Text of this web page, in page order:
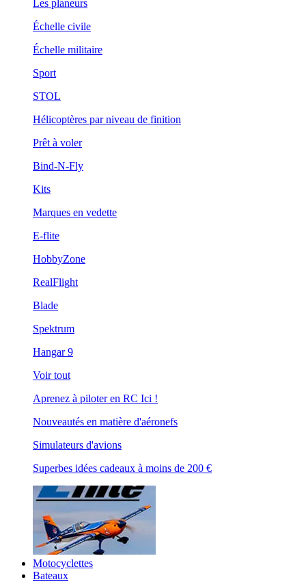
Les planeurs
Échelle civile
Échelle militaire
Sport
STOL
Hélicoptères par niveau de finition
Prêt à voler
Bind-N-Fly
Kits
Marques en vedette
E-flite
HobbyZone
RealFlight
Blade
Spektrum
Hangar 9
Voir tout
Aprenez à piloter en RC Ici !
Nouveautés en matière d'aéronefs
Simulateurs d'avions
Superbes idées cadeaux à moins de 200 €
Motocyclettes
Bateaux